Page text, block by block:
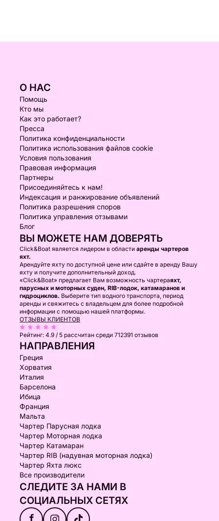
О НАС
Помощь
Кто мы
Как это работает?
Пресса
Политика конфиденциальности
Политика использования файлов cookie
Условия пользования
Правовая информация
Партнеры
Присоединяйтесь к нам!
Индексация и ранжирование объявлений
Политика разрешения споров
Политика управления отзывами
Блог
ВЫ МОЖЕТЕ НАМ ДОВЕРЯТЬ
Click&Boat является лидером в области аренды чартеров
яхт.
Арендуйте яхту по доступной цене или сдайте в аренду Вашу
яхту и получите дополнительный доход.
«Click&Boat» предлагает Вам возможность чартераяхт,
парусных и моторных суден, RIB-лодок, катамаранов и
гидроциклов. Выберите тип водного транспорта, период
аренды и свяжитесь с владельцем для более подробной
информации с помощью нашей платформы.
ОТЗЫВЫ КЛИЕНТОВ
Рейтинг: 4.9 / 5 рассчитан среди 712391 отзывов
НАПРАВЛЕНИЯ
Греция
Хорватия
Италия
Барселона
Ибица
Франция
Мальта
Чартер Парусная лодка
Чартер Моторная лодка
Чартер Катамаран
Чартер RIB (надувная моторная лодка)
Чартер Яхта люкс
Все производители
СЛЕДИТЕ ЗА НАМИ В
СОЦИАЛЬНЫХ СЕТЯХ